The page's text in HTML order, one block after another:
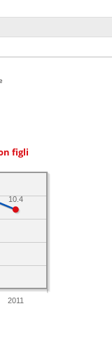
figli
2011
10.4